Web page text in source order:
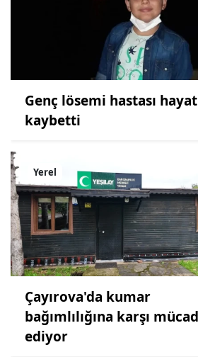
Bilecik
Bingöl
Bitlis
Bolu
Çanakkale
Çankırı
Çorum
Denizli
Diyarbakır
Genç lösemi hastası
kaybetti
Yerel
Çayırova'da kumar
bağımlılığına karşı
ediyor